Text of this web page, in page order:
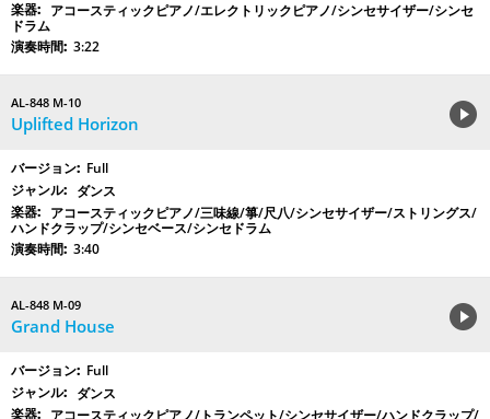
アコースティックピアノ/エレクトリックピアノ/シンセサイザー/シンセ
ドラム
3:22
AL-848 M-10
Uplifted Horizon
Full
ダンス
アコースティックピアノ/三味線/箏/尺八/シンセサイザー/ストリングス/
ハンドクラップ/シンセベース/シンセドラム
3:40
AL-848 M-09
Grand House
Full
ダンス